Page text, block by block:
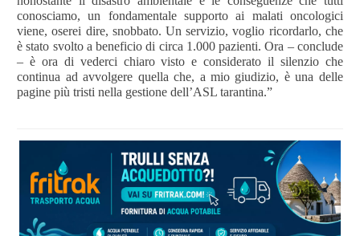
conosciamo, un fondamentale supporto ai malati oncologici
viene, oserei dire, snobbato. Un servizio, voglio ricordarlo, che
è stato svolto a beneficio di circa 1.000 pazienti. Ora – conclude
– è ora di vederci chiaro visto e considerato il silenzio che
continua ad avvolgere quella che, a mio giudizio, è una delle
pagine più tristi nella gestione dell’ASL tarantina.”